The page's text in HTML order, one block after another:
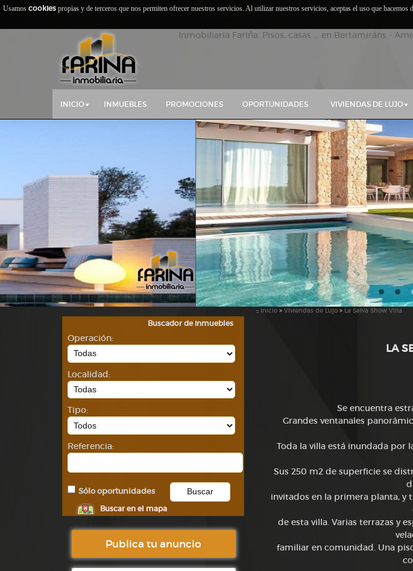
Inmobiliaria Fariña. Pisos, casas ... en Bertamiráns -
INICIO INMUEBLES PROMOCIONES OPORTUNIDADES VIVIENDAS DE LUJO
Buscador de inmuebles
Operación:
Localidad:
Tipo:
Referencia:
Sólo oportunidades
Buscar en el mapa
Publica tu anuncio
:: Inicio > Viviendas de Lujo > La Selva Show Villa
LA
Se encuentra
Grandes ventanales
Toda la villa está inundada por
Sus 250 m2 de superficie se
invitados en la primera planta, y
de esta villa. Varias terrazas y
familiar en comunidad. Una
Usamos cookies propias y de terceros que nos permiten ofrecer nuestros servicios. Al utilizar nuestros servicios, aceptas el uso que hacemos